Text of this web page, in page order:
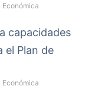
capacidades
el Plan de